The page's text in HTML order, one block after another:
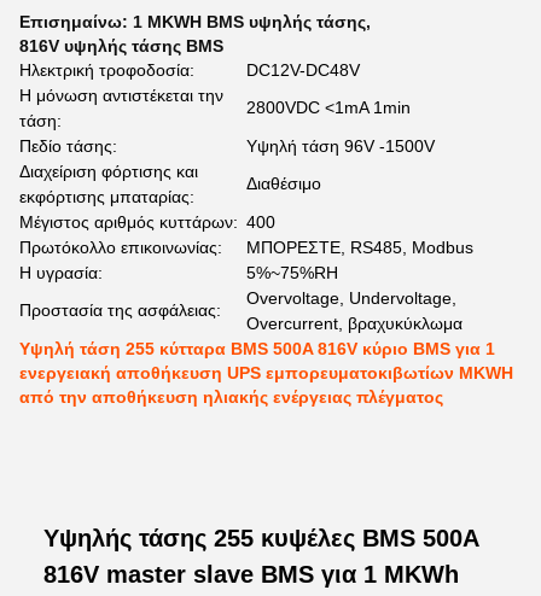
Επισημαίνω: 1 MKWH BMS υψηλής τάσης,
816V υψηλής τάσης BMS
Ηλεκτρική τροφοδοσία:
DC12V-DC48V
Η μόνωση αντιστέκεται την
τάση:
2800VDC <1mA 1min
Πεδίο τάσης:
Υψηλή τάση 96V -1500V
Διαχείριση φόρτισης και
εκφόρτισης μπαταρίας:
Διαθέσιμο
Μέγιστος αριθμός κυττάρων: 400
Πρωτόκολλο επικοινωνίας:
ΜΠΟΡΕΣΤΕ, RS485, Modbus
Η υγρασία:
5%~75%RH
Προστασία της ασφάλειας:
Overvoltage, Undervoltage,
Overcurrent, βραχυκύκλωμα
Υψηλή τάση 255 κύτταρα BMS 500A 816V κύριο BMS για 1
ενεργειακή αποθήκευση UPS εμπορευματοκιβωτίων MKWH
από την αποθήκευση ηλιακής ενέργειας πλέγματος
Υψηλής τάσης 255 κυψέλες BMS 500A
816V master slave BMS για 1 MKWh